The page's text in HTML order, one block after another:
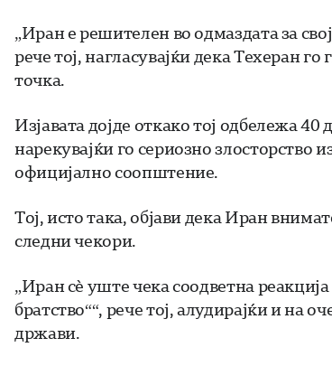
„Иран е решителен во одмаздата за
рече тој, нагласувајќи дека Техеран
точка.
Изјавата дојде откако тој одбележа
нарекувајќи го сериозно злосторство
официјално соопштение.
Тој, исто така, објави дека Иран
следни чекори.
„Иран сè уште чека соодветна
братство““, рече тој, алудирајќи и на
држави.